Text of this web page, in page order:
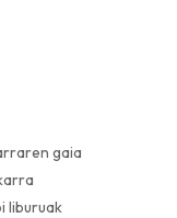
gaia
liburuak